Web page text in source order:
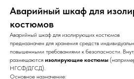
Аварийный шкаф для
костюмов
Аварийный шкаф для изолирующих костюмов
предназначен для хранения средств
повышенными требованиями к безопасности.
размещаются изолирующие костюмы
НГСФ/ДГСД).
Основное назначение: